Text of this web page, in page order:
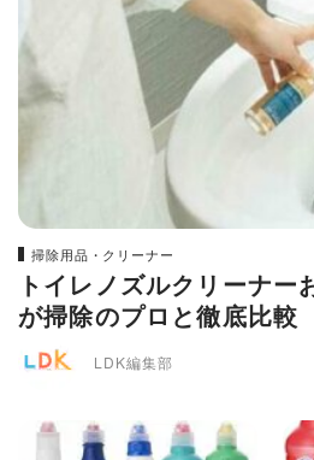
掃除用品・クリーナー
トイレノズルクリーナ
が掃除のプロと徹底比較
LDK編集部